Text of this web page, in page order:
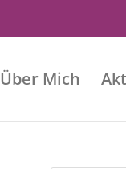
Über Mich